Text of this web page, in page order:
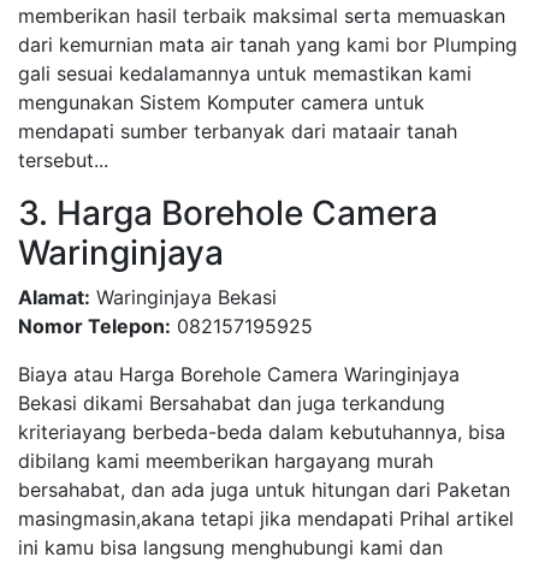
memberikan hasil terbaik maksimal serta memuaskan
dari kemurnian mata air tanah yang kami bor Plumping
gali sesuai kedalamannya untuk memastikan kami
mengunakan Sistem Komputer camera untuk
mendapati sumber terbanyak dari mataair tanah
tersebut...
3. Harga Borehole Camera
Waringinjaya
Alamat: Waringinjaya Bekasi
Nomor Telepon: 082157195925
Biaya atau Harga Borehole Camera Waringinjaya
Bekasi dikami Bersahabat dan juga terkandung
kriteriayang berbeda-beda dalam kebutuhannya, bisa
dibilang kami meemberikan hargayang murah
bersahabat, dan ada juga untuk hitungan dari Paketan
masingmasin,akana tetapi jika mendapati Prihal artikel
ini kamu bisa langsung menghubungi kami dan